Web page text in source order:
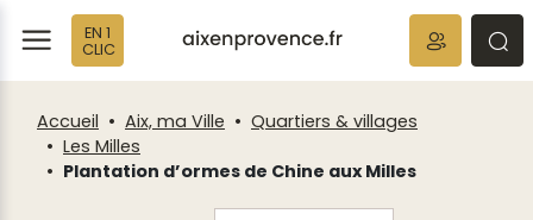
EN 1
CLIC
Accueil Aix, ma Ville
Quartiers & villages
Les Milles
Plantation d’ormes de Chine aux Milles
Fenêtre
de
chat
Panneau de gestion des cookies